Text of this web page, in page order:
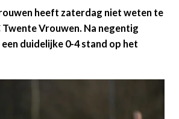
heeft zaterdag niet weten te
Vrouwen. Na negentig
duidelijke 0-4 stand op het